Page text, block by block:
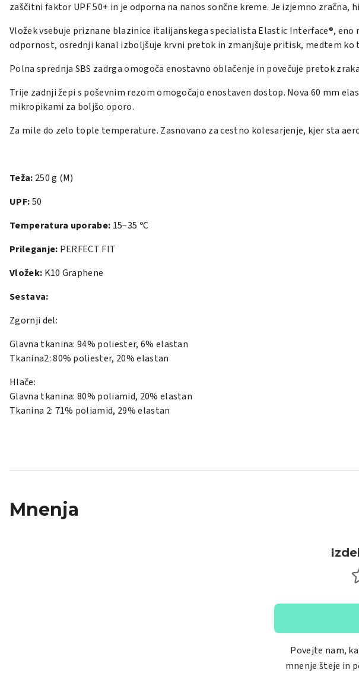
zaščitni faktor UPF 50+ in je odporna na nanos sončne kreme. Je izjemno
Vložek vsebuje priznane blazinice italijanskega specialista Elastic Interface®,
odpornost, osrednji kanal izboljšuje krvni pretok in zmanjšuje pritisk, medtem
Polna sprednja SBS zadrga omogoča enostavno oblačenje in povečuje pretok
Trije zadnji žepi s poševnim rezom omogočajo enostaven dostop. Nova 60 mm
mikropikami za boljšo oporo.
Za mile do zelo tople temperature. Zasnovano za cestno kolesarjenje, kjer sta
Teža: 250 g (M)
UPF:50
Temperatura uporabe: 15–35 ºC
Prileganje: PERFECT FIT
Vložek: K10 Graphene
Sestava:
Zgornji del:
Glavna tkanina: 94% poliester, 6% elastan
Tkanina2: 80% poliester, 20% elastan
Hlače:
Glavna tkanina: 80% poliamid, 20% elastan
Tkanina 2: 71% poliamid, 29% elastan
Mnenja
Povejte nam,
mnenje šteje in